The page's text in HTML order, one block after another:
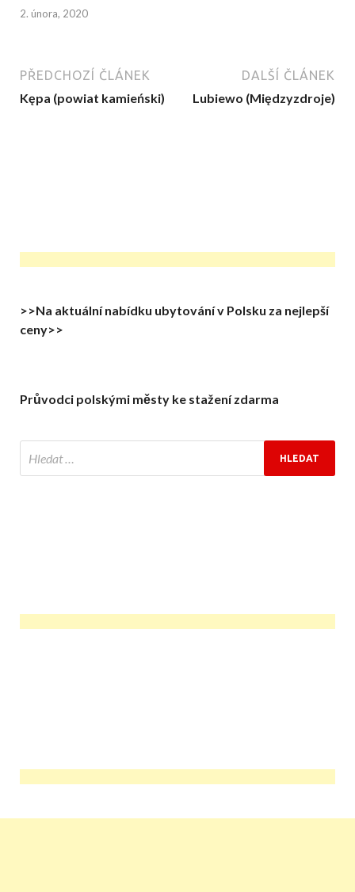
2. února, 2020
PŘEDCHOZÍ ČLÁNEK
Kępa (powiat kamieński)
DALŠÍ ČLÁNEK
Lubiewo (Międzyzdroje)
>>Na aktuální nabídku ubytování v Polsku za nejlepší
ceny>>
Průvodci polskými městy ke stažení zdarma